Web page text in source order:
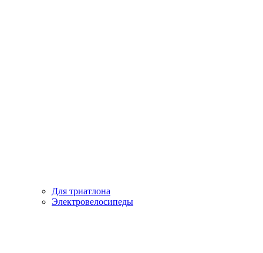
Для триатлона
Электровелосипеды